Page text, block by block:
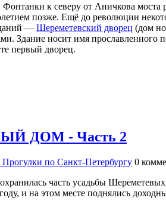
к северу от Аничкова
позже. Ещё до революции
— Шереметевский дворец (дом
Здание носит имя прославленного
первый дворец.
ДОМ - Часть 2
Прогулки по Санкт-Петербургу 0
часть усадьбы
и на этом месте поднялись